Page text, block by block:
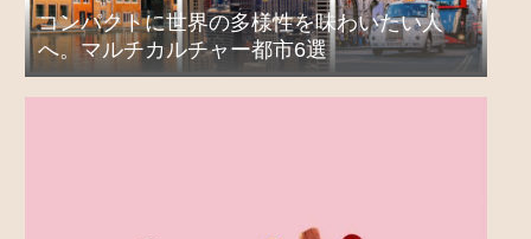
コンパクトに世界の多様性を味わいたい人
へ。マルチカルチャー都市6選